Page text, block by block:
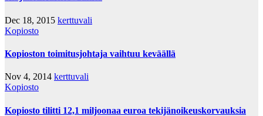
Dec 18, 2015 kerttuvali
Kopiosto
Kopioston toimitusjohtaja vaihtuu keväällä
Nov 4, 2014 kerttuvali
Kopiosto
Kopiosto tilitti 12,1 miljoonaa euroa tekijänoikeuskorvauksia